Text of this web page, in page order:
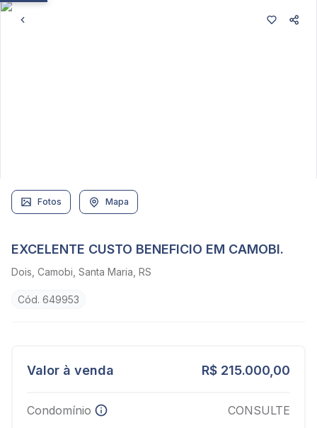
Fotos Mapa
Valor à venda R$ 215.000,00
Condomínio
CONSULTE
EXCELENTE CUSTO BENEFICIO EM CAMOBI.
Dois, Camobi, Santa Maria, RS
Cód. 649953